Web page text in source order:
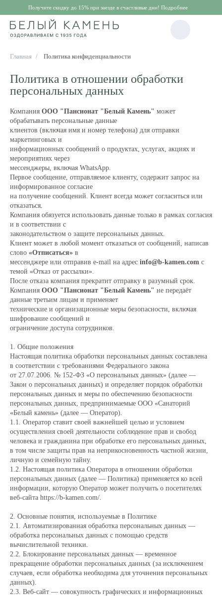
Получите скидку до 15% при заезде в счастливые дни! Подробнее
Главная / Политика конфиденциальности
Политика в отношении обработки
персональных данных
Компания ООО "Пансионат "Белый Камень" может
обрабатывать персональные данные
клиентов (включая имя и номер телефона) для отправки
маркетинговых и
информационных сообщений о продуктах, услугах, акциях и
мероприятиях через
мессенджеры, включая WhatsApp.
Первое сообщение, отправляемое клиенту, содержит запрос на
информированное согласие
на получение сообщений. Клиент всегда может согласиться или
отказаться.
Компания обязуется использовать данные только в рамках согласия
и в соответствии с
законодательством о защите персональных данных.
Клиент может в любой момент отказаться от сообщений, написав
слово «Отписаться» в
мессенджере или отправив e-mail на адрес info@b-kamen.com с
темой «Отказ от рассылки».
После отказа компания прекратит отправку в разумный срок.
Компания ООО "Пансионат "Белый Камень" не передаёт
данные третьим лицам и применяет
технические и организационные меры безопасности, включая
шифрование сообщений и
ограничение доступа сотрудников.
1. Общие положения
Настоящая политика обработки персональных данных составлена
в соответствии с требованиями Федерального закона
от 27.07.2006. № 152-ФЗ «О персональных данных» (далее —
Закон о персональных данных) и определяет порядок обработки
персональных данных и меры по обеспечению безопасности
персональных данных, предпринимаемые ООО «Санаторий
«Белый камень» (далее — Оператор).
1.1. Оператор ставит своей важнейшей целью и условием
осуществления своей деятельности соблюдение прав и свобод
человека и гражданина при обработке его персональных данных,
в том числе защиты прав на неприкосновенность частной жизни,
личную и семейную тайну.
1.2. Настоящая политика Оператора в отношении обработки
персональных данных (далее — Политика) применяется ко всей
информации, которую Оператор может получить о посетителях
веб-сайта https://b-kamen.com/.
2. Основные понятия, используемые в Политике
2.1. Автоматизированная обработка персональных данных —
обработка персональных данных с помощью средств
вычислительной техники.
2.2. Блокирование персональных данных — временное
прекращение обработки персональных данных (за исключением
случаев, если обработка необходима для уточнения персональных
данных).
2.3. Веб-сайт — совокупность графических и информационных